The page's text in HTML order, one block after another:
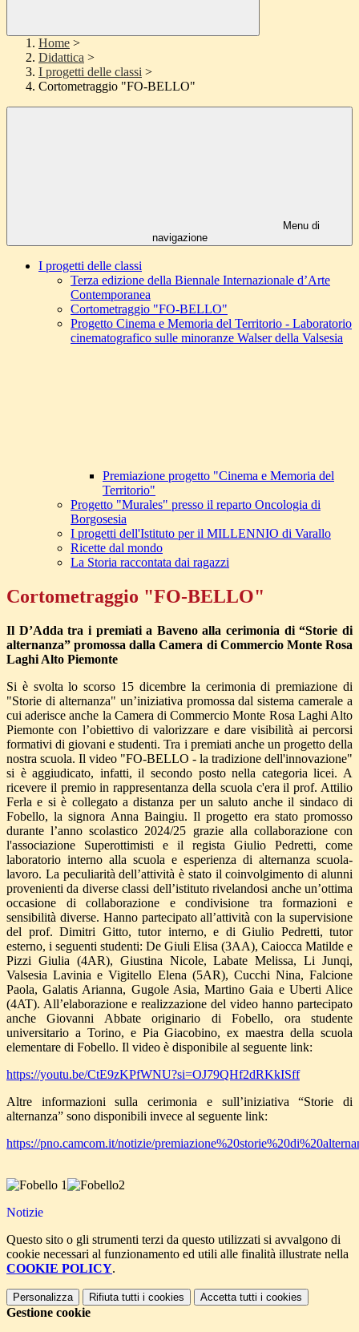
Home >
Didattica >
I progetti delle classi >
Cortometraggio "FO-BELLO"
Menu di
navigazione
I progetti delle classi
Terza edizione della Biennale Internazionale d’Arte
Contemporanea
Cortometraggio "FO-BELLO"
Progetto Cinema e Memoria del Territorio - Laboratorio
cinematografico sulle minoranze Walser della Valsesia
Premiazione progetto "Cinema e Memoria del
Territorio"
Progetto "Murales" presso il reparto Oncologia di
Borgosesia
I progetti dell'Istituto per il MILLENNIO di Varallo
Ricette dal mondo
La Storia raccontata dai ragazzi
Cortometraggio "FO-BELLO"
Il D’Adda tra i premiati a Baveno alla cerimonia di “Storie di
alternanza” promossa dalla Camera di Commercio Monte Rosa
Laghi Alto Piemonte
Si è svolta lo scorso 15 dicembre la cerimonia di premiazione di
"Storie di alternanza" un’iniziativa promossa dal sistema camerale a
cui aderisce anche la Camera di Commercio Monte Rosa Laghi Alto
Piemonte con l’obiettivo di valorizzare e dare visibilità ai percorsi
formativi di giovani e studenti. Tra i premiati anche un progetto della
nostra scuola. Il video "FO-BELLO - la tradizione dell'innovazione"
si è aggiudicato, infatti, il secondo posto nella categoria licei. A
ricevere il premio in rappresentanza della scuola c'era il prof. Attilio
Ferla e si è collegato a distanza per un saluto anche il sindaco di
Fobello, la signora Anna Baingiu. Il progetto era stato promosso
durante l’anno scolastico 2024/25 grazie alla collaborazione con
l'associazione Superottimisti e il regista Giulio Pedretti, come
laboratorio interno alla scuola e esperienza di alternanza scuola-
lavoro. La peculiarità dell’attività è stato il coinvolgimento di alunni
provenienti da diverse classi dell’istituto rivelandosi anche un’ottima
occasione di collaborazione e condivisione tra formazioni e
sensibilità diverse. Hanno partecipato all’attività con la supervisione
del prof. Dimitri Gitto, tutor interno, e di Giulio Pedretti, tutor
esterno, i seguenti studenti: De Giuli Elisa (3AA), Caiocca Matilde e
Pizzi Giulia (4AR), Giustina Nicole, Labate Melissa, Li Junqi,
Valsesia Lavinia e Vigitello Elena (5AR), Cucchi Nina, Falcione
Paola, Galatis Arianna, Gugole Asia, Martino Gaia e Uberti Alice
(4AT). All’elaborazione e realizzazione del video hanno partecipato
anche Giovanni Abbate originario di Fobello, ora studente
universitario a Torino, e Pia Giacobino, ex maestra della scuola
elementare di Fobello. Il video è disponibile al seguente link:
https://youtu.be/CtE9zKPfWNU?si=OJ79QHf2dRKkISff
Altre informazioni sulla cerimonia e sull’iniziativa “Storie di
alternanza” sono disponibili invece al seguente link:
https://pno.camcom.it/notizie/
Notizie
Questo sito o gli strumenti terzi da questo utilizzati si avvalgono di
cookie necessari al funzionamento ed utili alle finalità illustrate nella
COOKIE POLICY.
Personalizza Rifiuta tutti i cookies Accetta tutti i cookies
Gestione cookie